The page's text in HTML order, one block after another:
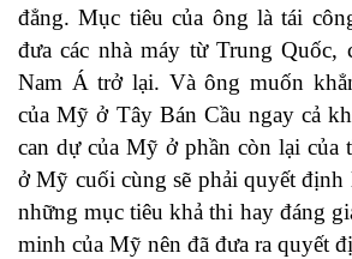
đẳng. Mục tiêu của ông là tái
đưa các nhà máy từ Trung
Nam Á trở lại. Và ông muốn
của Mỹ ở Tây Bán Cầu ngay cả
can dự của Mỹ ở phần còn lại của
ở Mỹ cuối cùng sẽ phải quyết định
những mục tiêu khả thi hay đáng
minh của Mỹ nên đã đưa ra quyết